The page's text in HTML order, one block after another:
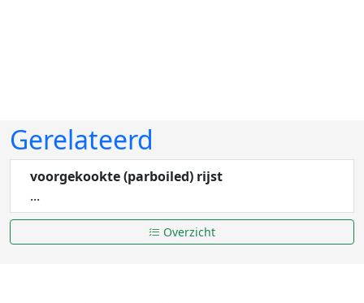
Gerelateerd
voorgekookte (parboiled) rijst
...
Overzicht